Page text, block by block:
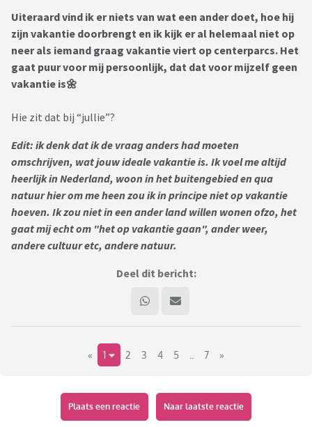
Uiteraard vind ik er niets van wat een ander doet, hoe hij
zijn vakantie doorbrengt en ik kijk er al helemaal niet op
neer als iemand graag vakantie viert op centerparcs. Het
gaat puur voor mij persoonlijk, dat dat voor mijzelf geen
vakantie is🌼
Hie zit dat bij “jullie”?
Edit: ik denk dat ik de vraag anders had moeten
omschrijven, wat jouw ideale vakantie is. Ik voel me altijd
heerlijk in Nederland, woon in het buitengebied en qua
natuur hier om me heen zou ik in principe niet op vakantie
hoeven. Ik zou niet in een ander land willen wonen ofzo, het
gaat mij echt om "het op vakantie gaan", ander weer,
andere cultuur etc, andere natuur.
Deel dit bericht:
« 1 2 3 4 5 7 »
Plaats een reactie Naar laatste reactie